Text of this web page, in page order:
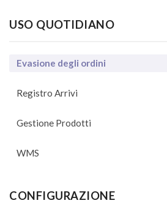
USO QUOTIDIANO
Evasione degli ordini
Registro Arrivi
Gestione Prodotti
WMS
CONFIGURAZIONE